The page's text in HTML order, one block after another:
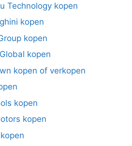
Technology kopen
kopen
kopen
kopen
kopen of verkopen
kopen
kopen